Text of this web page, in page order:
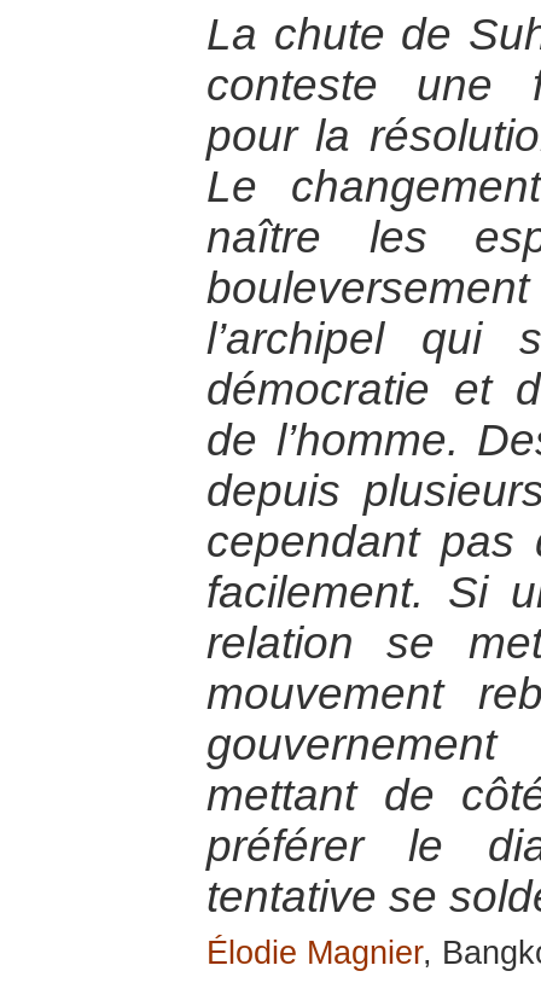
La chute de
conteste une
pour la
Le
naître les
l’archipel
démocratie et
de l’homme.
depuis
cependant
facilement. Si
relation se
mouvement
mettant de
préférer le
tentative se
Élodie Magnier,